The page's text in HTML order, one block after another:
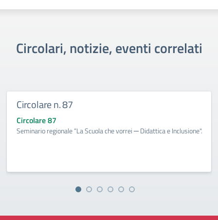
Circolari, notizie, eventi correlati
Circolare n. 87
Circolare 87
Seminario regionale “La Scuola che vorrei ─ Didattica e Inclusione".